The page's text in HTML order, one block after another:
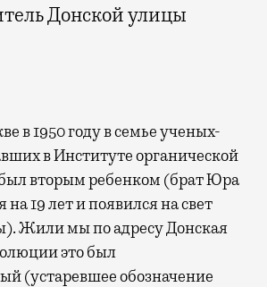
Донской улицы
в 1950 году в семье ученых-
в Институте органической
вторым ребенком (брат Юра
19 лет и появился на свет
Жили мы по адресу Донская
это был
(устаревшее обозначение